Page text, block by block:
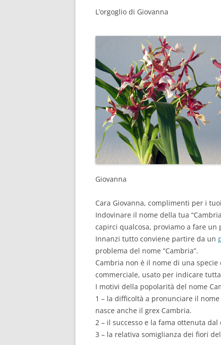
L’orgoglio di Giovanna
Giovanna
Cara Giovanna, complimenti per i
Indovinare il nome della tua
capirci qualcosa, proviamo a fare un
Innanzi tutto conviene partire da un
problema del nome “Cambria”.
Cambria non è il nome di una
commerciale, usato per indicare
I motivi della popolarità del nome
1 – la difficoltà a pronunciare il
nasce anche il grex Cambria.
2 – il successo e la fama ottenuta dal
3 – la relativa somiglianza dei fiori